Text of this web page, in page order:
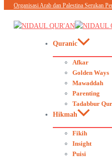
Organisasi Arab dan Palestina Serukan
Quranic
Afkar
Golden Ways
Mawaddah
Parenting
Tadabbur
Hikmah
Fikih
Insight
Puisi